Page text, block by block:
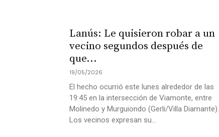
Lanús: Le quisieron robar a un
vecino segundos después de
que...
19/05/2026
El hecho ocurrió este lunes alrededor de las
19:45 en la intersección de Viamonte, entre
Molinedo y Murguiondo (Gerli/Villa Diamante).
Los vecinos expresan su...